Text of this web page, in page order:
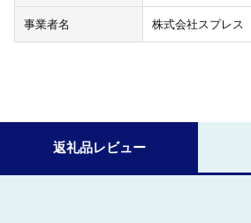
事業者名 株式会社スプレス
返礼品レビュー